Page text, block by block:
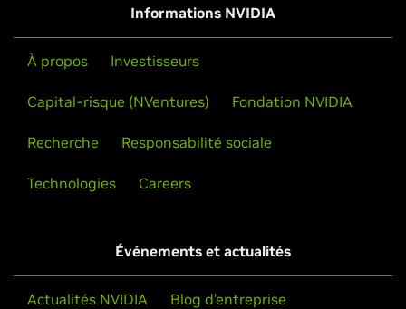
Informations NVIDIA
À propos Investisseurs
Capital-risque (NVentures) Fondation NVIDIA
Recherche Responsabilité sociale
Technologies Careers
Événements et actualités
Actualités NVIDIA Blog d’entreprise